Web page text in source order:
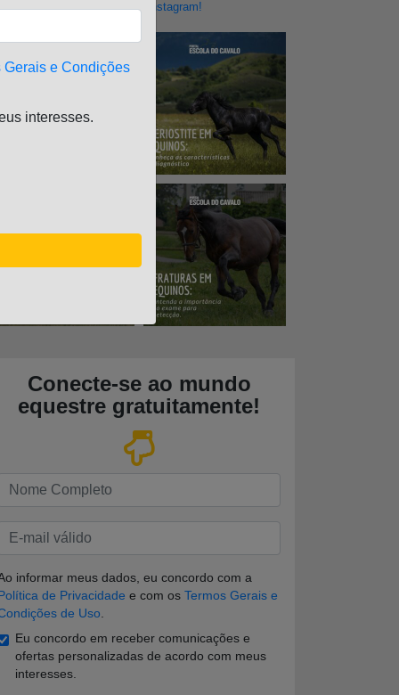
Siga nosso perfil no Instagram!
Conecte-se ao mundo
equestre gratuitamente!
Insira seu nome
Insira seu e-mail
informar meus dados, eu concordo com a
Política de Privacidade e com os Termos Gerais e
de Uso.
Eu concordo em receber comunicações e
ofertas personalizadas de acordo com meus
interesses.
Gerais e Condições
interesses.